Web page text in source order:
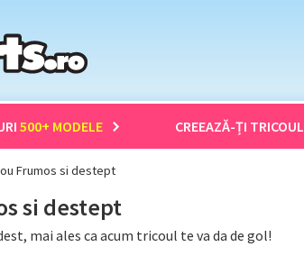
500+ MODELE CREEAZĂ-ȚI TRICOUL
Frumos si destept
si destept
mai ales ca acum tricoul te va da de gol!